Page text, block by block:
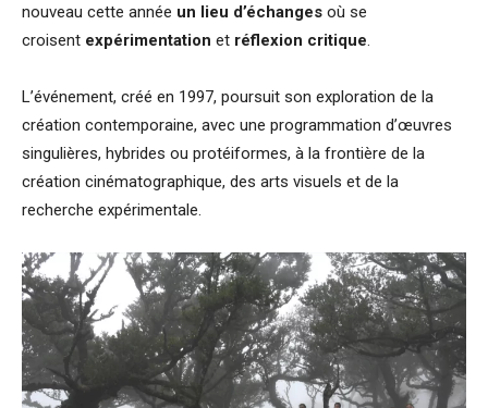
nouveau cette année un lieu d’échanges où se
croisent expérimentation et réflexion critique.
L’événement, créé en 1997, poursuit son exploration de la
création contemporaine, avec une programmation d’œuvres
singulières, hybrides ou protéiformes, à la frontière de la
création cinématographique, des arts visuels et de la
recherche expérimentale.